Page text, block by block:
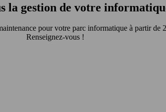
la gestion de votre
pour votre parc informatique à partir de
Renseignez-vous !